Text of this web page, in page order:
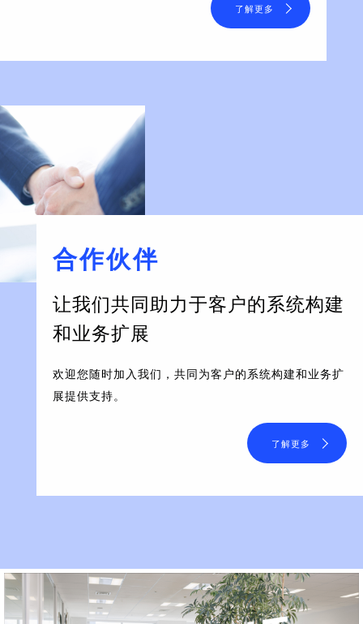
了解更多
合作伙伴
让我们共同助力于客户的系统构建
和业务扩展
欢迎您随时加入我们，共同为客户的系统构建和业务扩
展提供支持。
了解更多